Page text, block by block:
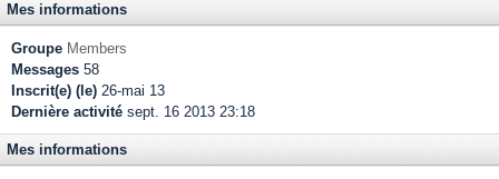
Mes informations
Groupe Members
Messages 58
Inscrit(e) (le) 26-mai 13
Dernière activité sept. 16 2013 23:18
Mes informations